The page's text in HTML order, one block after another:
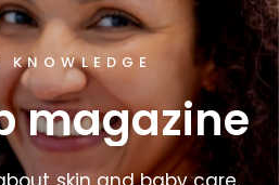
COSMETICS
medseries
KNOWLEDGE
magazine